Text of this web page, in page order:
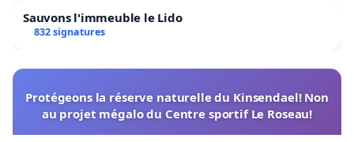
Sauvons l'immeuble le Lido
832 signatures
Protégeons la réserve naturelle du Kinsendael! Non
au projet mégalo du Centre sportif Le Roseau!